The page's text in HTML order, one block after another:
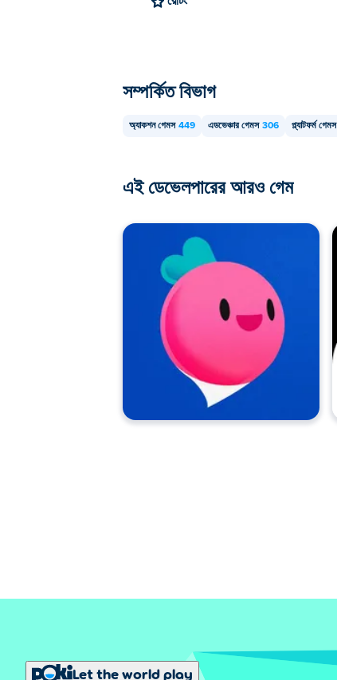
সম্পর্কিত বিভাগ
অ্যাকশন গেমস 449 এডভেঞ্চার গেমস 306 প্ল্যাটফর্ম গেমস
এই ডেভেলপারের আরও গেম
Let the world play